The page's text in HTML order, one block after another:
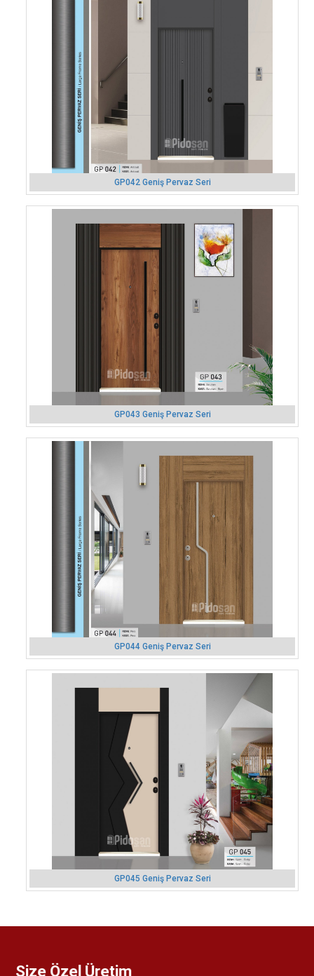
GP042 Geniş Pervaz Seri
GP043 Geniş Pervaz Seri
GP044 Geniş Pervaz Seri
GP045 Geniş Pervaz Seri
Size Özel Üretim